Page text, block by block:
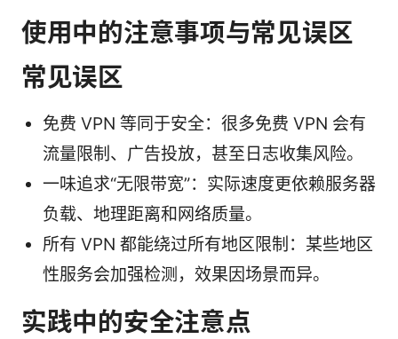
使用中的注意事项与常见误区
常见误区
免费 VPN 等同于安全：很多免费 VPN 会有
流量限制、广告投放，甚至日志收集风险。
一味追求“无限带宽”：实际速度更依赖服务器
负载、地理距离和网络质量。
所有 VPN 都能绕过所有地区限制：某些地区
性服务会加强检测，效果因场景而异。
实践中的安全注意点